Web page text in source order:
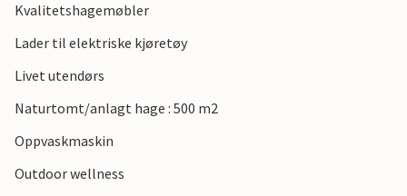
Kvalitetshagemøbler
Lader til elektriske kjøretøy
Livet utendørs
Naturtomt/anlagt hage : 500 m2
Oppvaskmaskin
Outdoor wellness